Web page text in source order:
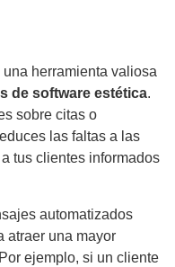
herramienta valiosa
de software estética.
sobre citas o
las faltas a las
tus clientes informados
automatizados
atraer una mayor
ejemplo, si un cliente